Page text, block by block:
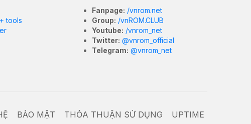
tools
Fanpage: /vnrom.net
Group: /vnROM.CLUB
Youtube: /vnrom_net
Twitter: @vnrom_official
Telegram: @vnrom_net
BẢO MẬT THỎA THUẬN SỬ DỤNG UPTIME